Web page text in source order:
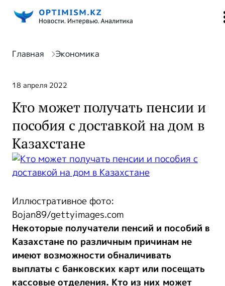
Главная Экономика
18 апреля 2022
Кто может получать пенсии и
пособия с доставкой на дом в
Казахстане
Иллюстративное фото:
Bojan89/gettyimages.com
Некоторые получатели пенсий и пособий в
Казахстане по различным причинам не
имеют возможности обналичивать
выплаты с банковских карт или посещать
кассовые отделения. Кто из них может